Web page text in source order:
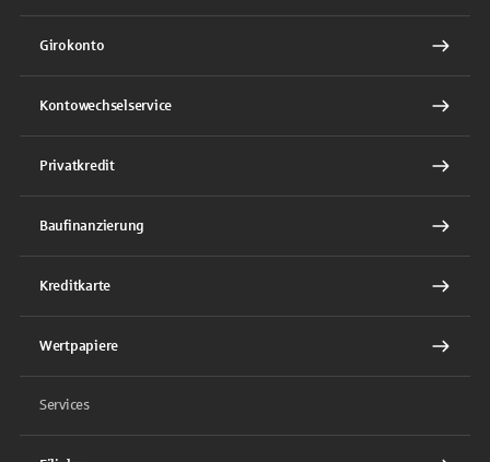
Girokonto
Kontowechselservice
Privatkredit
Baufinanzierung
Kreditkarte
Wertpapiere
Services